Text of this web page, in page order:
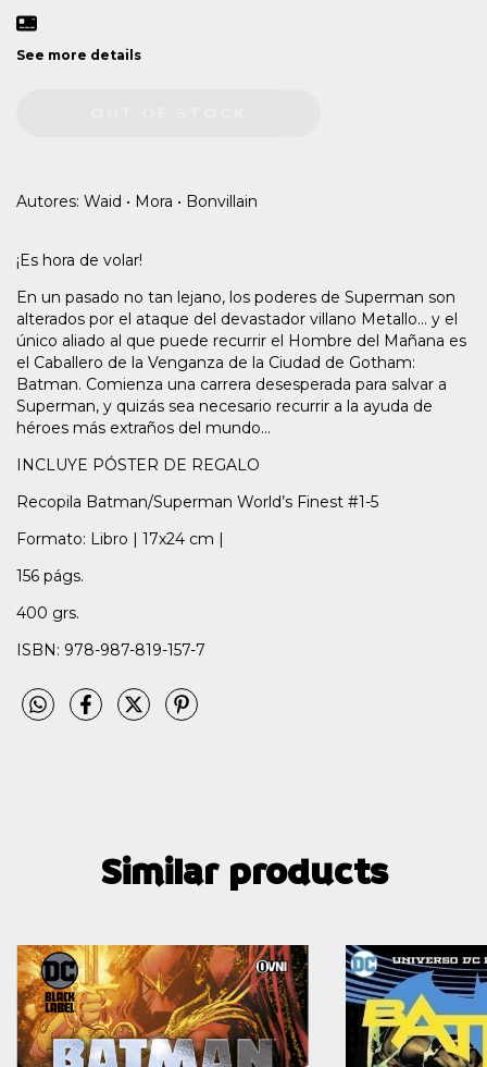
See more details
Autores: Waid • Mora • Bonvillain
¡Es hora de volar!
En un pasado no tan lejano, los poderes de Superman son
alterados por el ataque del devastador villano Metallo... y el
único aliado al que puede recurrir el Hombre del Mañana es
el Caballero de la Venganza de la Ciudad de Gotham:
Batman. Comienza una carrera desesperada para salvar a
Superman, y quizás sea necesario recurrir a la ayuda de
héroes más extraños del mundo...
INCLUYE PÓSTER DE REGALO
Recopila Batman/Superman World’s Finest #1-5
Formato: Libro | 17x24 cm |
156 págs.
400 grs.
ISBN: 978-987-819-157-7
Similar products